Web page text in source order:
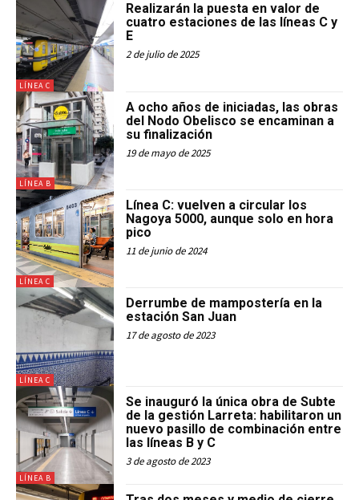
LÍNEA C
Realizarán la puesta en valor de
cuatro estaciones de las líneas C y
E
2 de julio de 2025
LÍNEA B
A ocho años de iniciadas, las obras
del Nodo Obelisco se encaminan a
su finalización
19 de mayo de 2025
LÍNEA C
Línea C: vuelven a circular los
Nagoya 5000, aunque solo en hora
pico
11 de junio de 2024
LÍNEA C
Derrumbe de mampostería en la
estación San Juan
17 de agosto de 2023
LÍNEA B
Se inauguró la única obra de Subte
de la gestión Larreta: habilitaron un
nuevo pasillo de combinación entre
las líneas B y C
3 de agosto de 2023